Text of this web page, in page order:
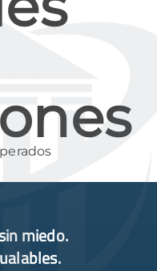
miedo.